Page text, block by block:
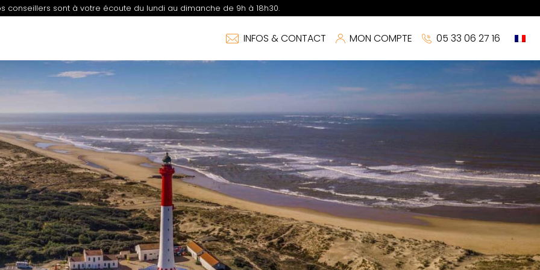
conseillers sont à votre écoute du lundi au dimanche de 9h à 18h30.
INFOS & CONTACT 05 33 06 27 16
MON COMPTE